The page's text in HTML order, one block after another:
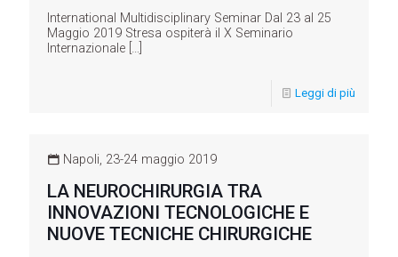
International Multidisciplinary Seminar Dal 23 al 25
Maggio 2019 Stresa ospiterà il X Seminario
Internazionale […]
Leggi di più
Napoli, 23-24 maggio 2019
LA NEUROCHIRURGIA TRA
INNOVAZIONI TECNOLOGICHE E
NUOVE TECNICHE CHIRURGICHE